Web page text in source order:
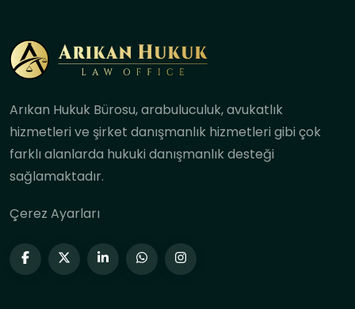
Arıkan Hukuk Bürosu, arabuluculuk, avukatlık
hizmetleri ve şirket danışmanlık hizmetleri gibi çok
farklı alanlarda hukuki danışmanlık desteği
sağlamaktadır.
Çerez Ayarları